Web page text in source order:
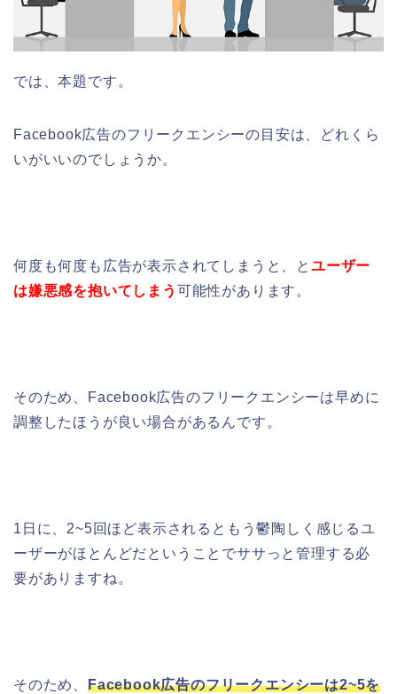
では、本題です。
Facebook広告のフリークエンシーの目安は、どれくら
いがいいのでしょうか。
何度も何度も広告が表示されてしまうと、と ユーザー
は嫌悪感を抱いてしまう 可能性があります。
そのため、Facebook広告のフリークエンシーは早めに
調整したほうが良い場合があるんです。
1日に、2~5回ほど表示されるともう鬱陶しく感じるユ
ーザーがほとんどだということでササっと管理する必
要がありますね。
そのため、 Facebook広告のフリークエンシーは2~5を